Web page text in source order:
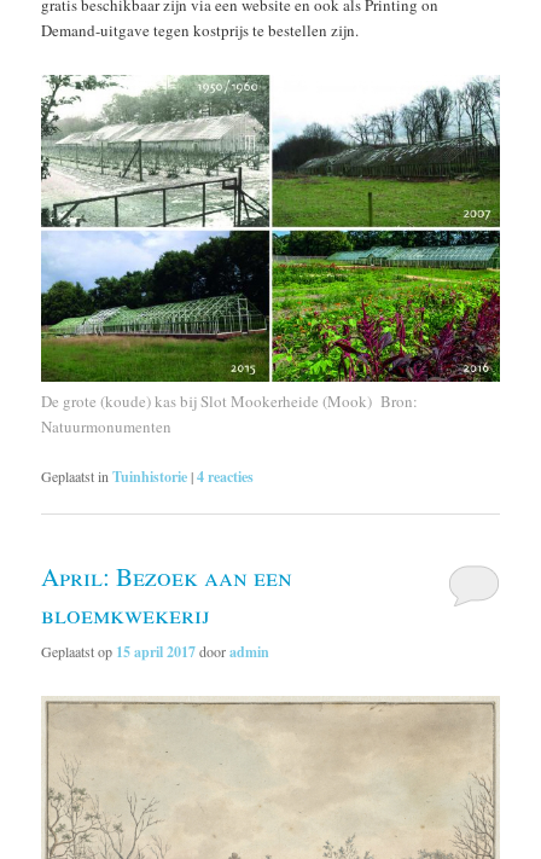
gratis beschikbaar zijn via een website en ook als Printing on
Demand-uitgave tegen kostprijs te bestellen zijn.
De grote (koude) kas bij Slot Mookerheide (Mook) Bron:
Natuurmonumenten
Geplaatst in Tuinhistorie|4reacties
April: Bezoek aan een
bloemkwekerij
Geplaatst op 15 april 2017dooradmin